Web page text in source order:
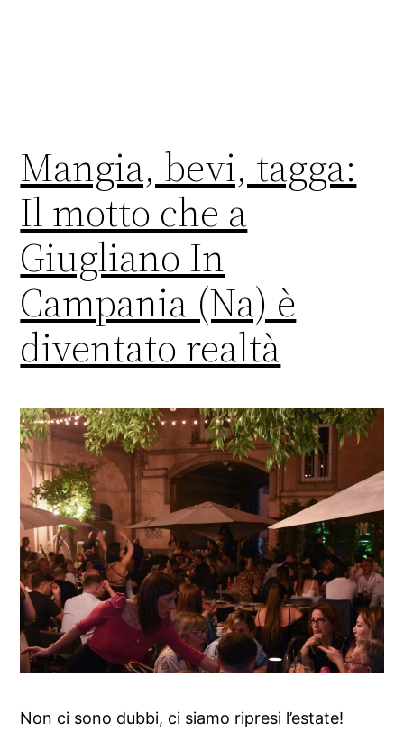
Mangia, bevi, tagga:
Il motto che a
Giugliano In
Campania (Na) è
diventato realtà
Non ci sono dubbi, ci siamo ripresi l’estate!